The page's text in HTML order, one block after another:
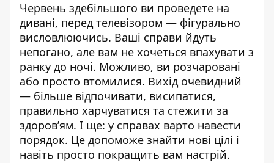
Червень здебільшого ви проведете на
дивані, перед телевізором — фігурально
висловлюючись. Ваші справи йдуть
непогано, але вам не хочеться впахувати з
ранку до ночі. Можливо, ви розчаровані
або просто втомилися. Вихід очевидний
— більше відпочивати, висипатися,
правильно харчуватися та стежити за
здоров’ям. І ще: у справах варто навести
порядок. Це допоможе знайти нові цілі і
навіть просто покращить вам настрій.